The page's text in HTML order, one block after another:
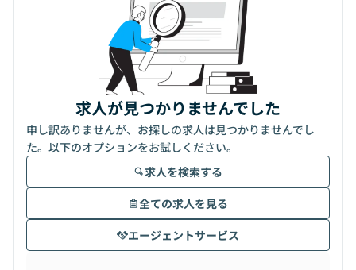
求人が見つかりませんでした
申し訳ありませんが、お探しの求人は見つかりませんでし
た。以下のオプションをお試しください。
求人を検索する
全ての求人を見る
エージェントサービス